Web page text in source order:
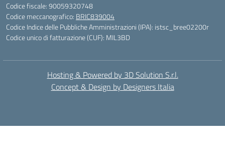
Codice fiscale: 90059320748
Codice meccanografico: BRIC839004
Codice Indice delle Pubbliche Amministrazioni (IPA): istsc_bree02200r
Codice unico di fatturazione (CUF): MIL3BD
Hosting & Powered by 3D Solution S.r.l.
Concept & Design by Designers Italia